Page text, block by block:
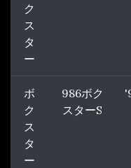
ク
ス
タ
ー
ボ
ク
ス
タ
ー
986ボク
スターS